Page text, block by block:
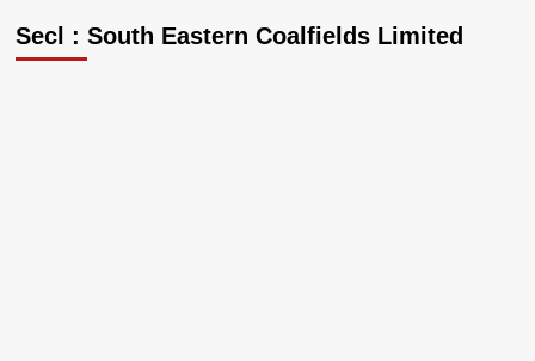
Secl : South Eastern Coalfields Limited